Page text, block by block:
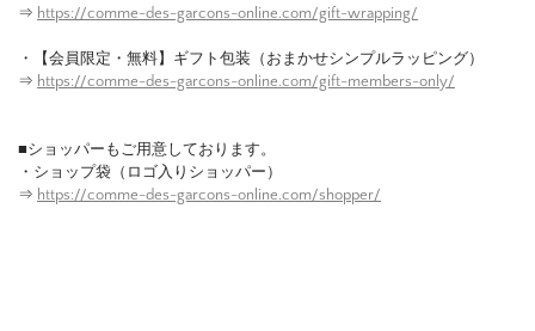
⇒ https://comme-des-garcons-online.com/gift-wrapping/
・【会員限定・無料】ギフト包装（おまかせシンプルラッピング）
⇒ https://comme-des-garcons-online.com/gift-members-only/
■ショッパーもご用意しております。
・ショップ袋（ロゴ入りショッパー）
⇒ https://comme-des-garcons-online.com/shopper/